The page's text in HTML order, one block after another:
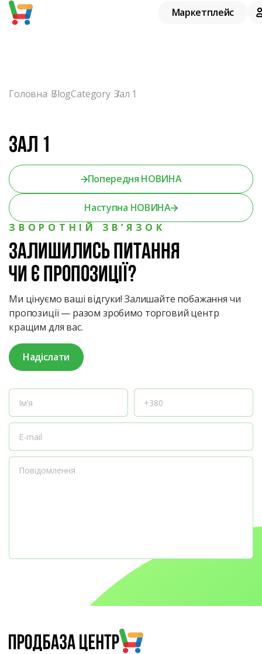
Notice: Undefined offset: 0 in
center.com.ua/www/catalog/controller/extension/
on line
Маркетплейс
Головна BlogCategory Зал 1
Зал 1
Попередня НОВИНА
Наступна НОВИНА
ЗВОРОТНІЙ ЗВ’ЯЗОК
Залишились питання
чи є пропозиції?
Ми цінуємо ваші відгуки! Залишайте побажання чи
пропозиції — разом зробимо торговий центр
кращим для вас.
Надіслати